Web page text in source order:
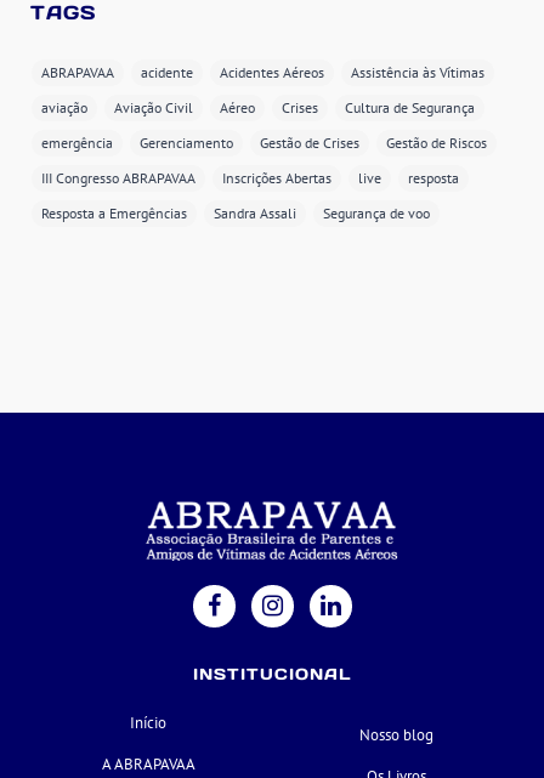
TAGS
ABRAPAVAA acidente Acidentes Aéreos
Assistência às Vítimas
aviação
Aviação Civil Aéreo Crises
Cultura de Segurança
emergência
Gerenciamento Gestão de Crises
Gestão de Riscos
III Congresso ABRAPAVAA
Inscrições Abertas live
resposta
Resposta a Emergências
Sandra Assali Segurança de voo
INSTITUCIONAL
Início
A ABRAPAVAA
Nosso blog